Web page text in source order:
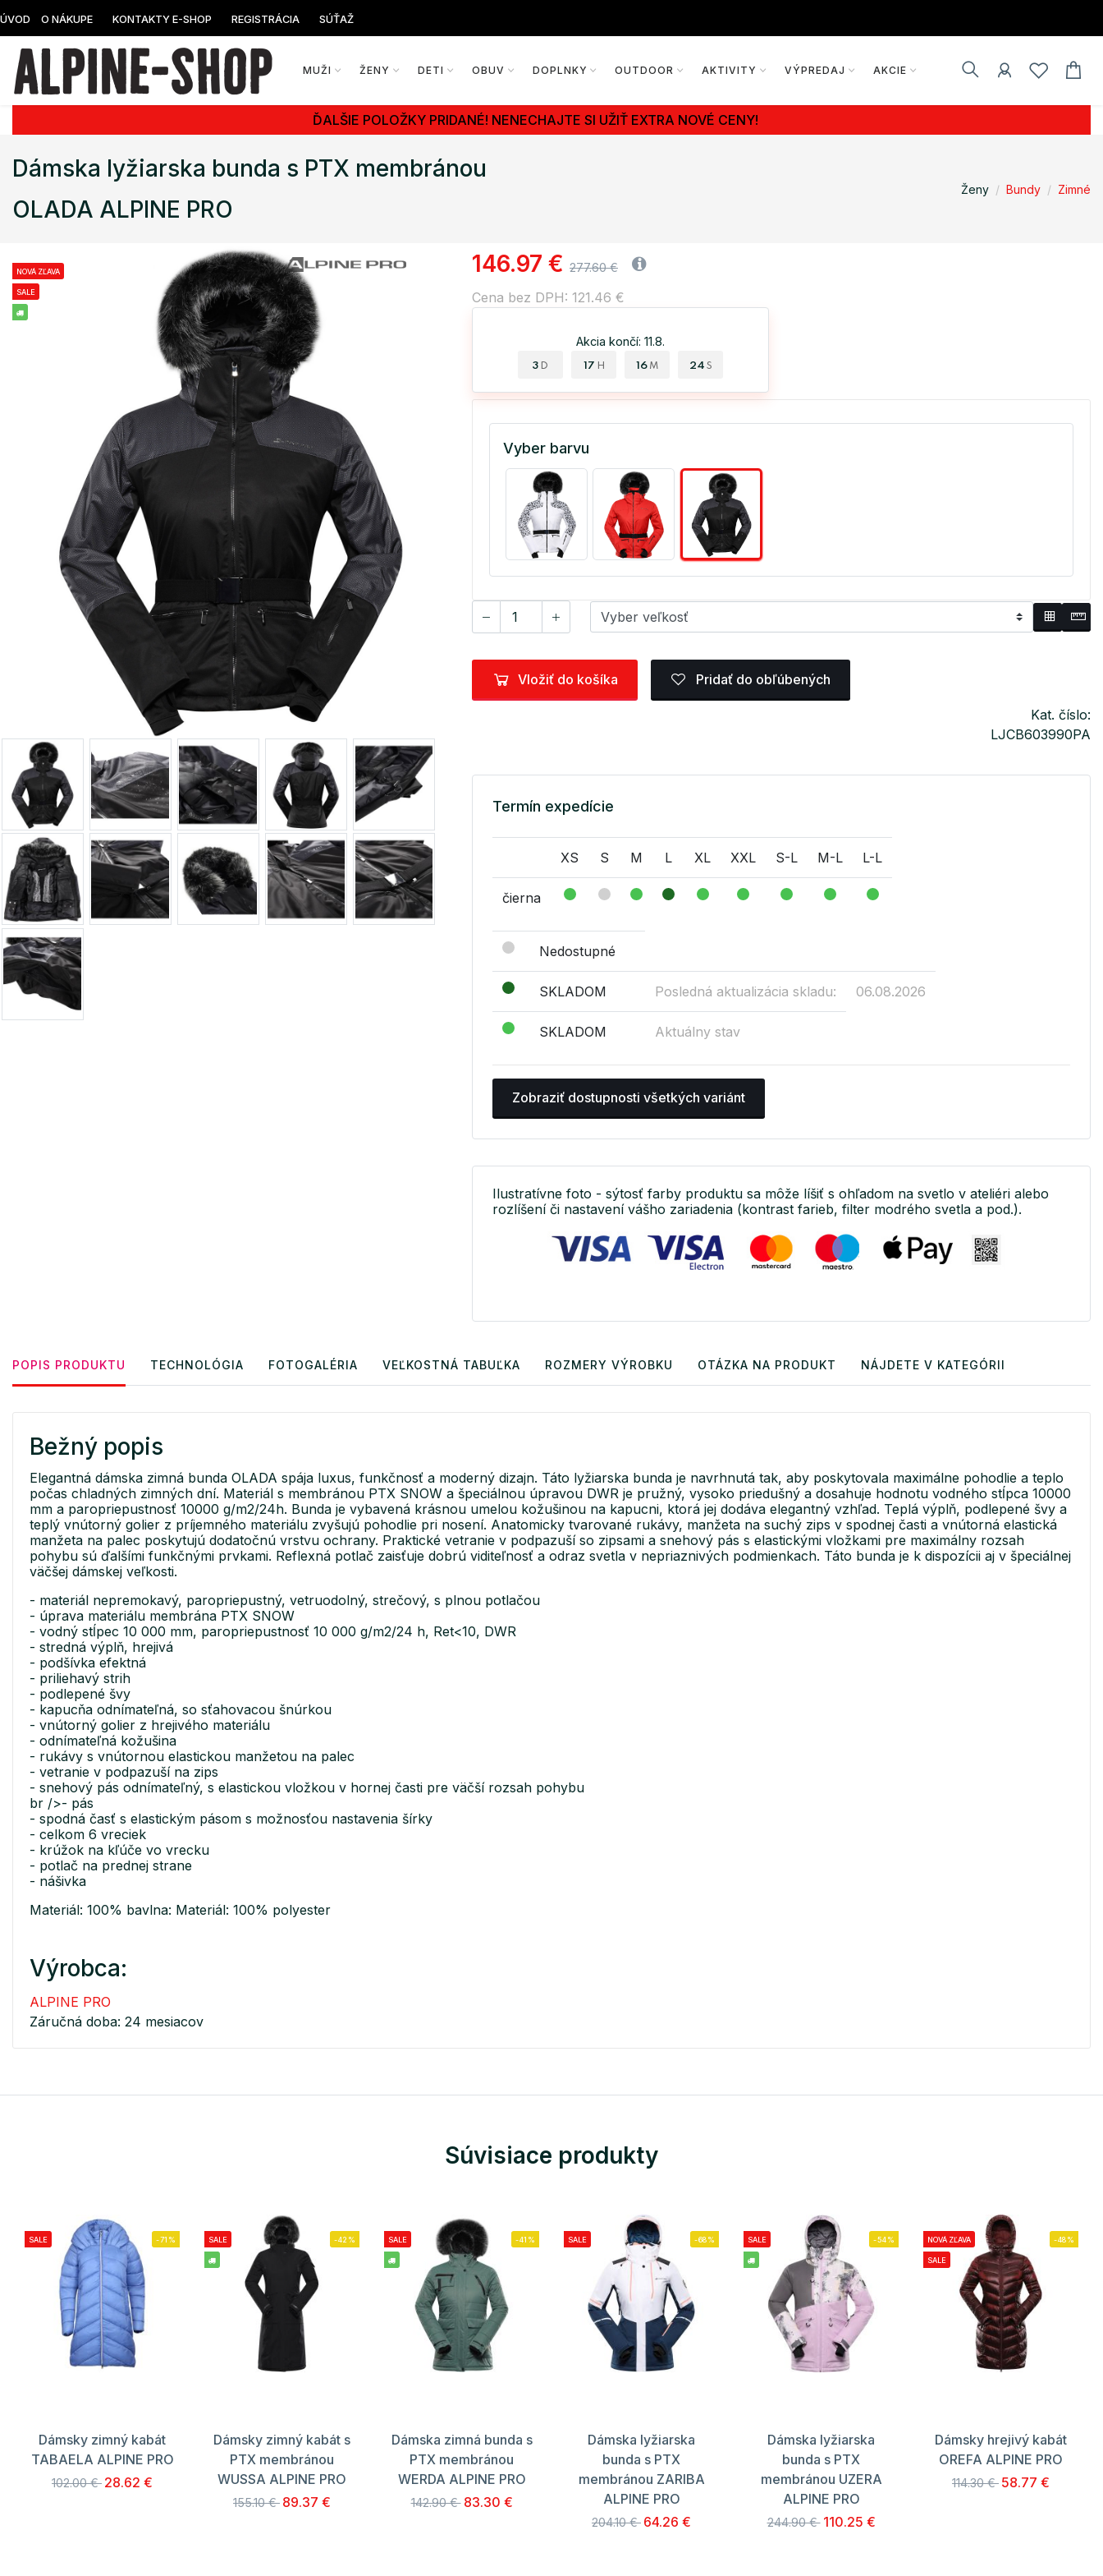
ÚVOD O NÁKUPE KONTAKTY E-SHOP REGISTRÁCIA SÚŤAŽ
MUŽI ŽENY DETI OBUV DOPLNKY OUTDOOR AKTIVITY VÝPREDAJ AKCIE
ĎALŠIE POLOŽKY PRIDANÉ! NENECHAJTE SI UŽIŤ EXTRA NOVÉ CENY!
Dámska lyžiarska bunda s PTX membránou
OLADA ALPINE PRO
Ženy Bundy Zimné
NOVÁ ZĽAVA
SALE
146.97 € 277.60 €
Cena bez DPH: 121.46 €
Akcia končí: 11.8.
3 D 17 H 16 M 23 S
Vyber barvu
Vložiť do košíka Pridať do obľúbených
Kat. číslo:
LJCB603990PA
Termín expedície
XS S M L XL XXL S-L M-L L-L
čierna
Nedostupné
SKLADOM Posledná aktualizácia skladu: 06.08.2026
SKLADOM Aktuálny stav
Zobraziť dostupnosti všetkých variánt
Ilustratívne foto - sýtosť farby produktu sa môže líšiť s ohľadom na svetlo v ateliéri alebo
rozlíšení či nastavení vášho zariadenia (kontrast farieb, filter modrého svetla a pod.).
POPIS PRODUKTU TECHNOLÓGIA FOTOGALÉRIA VEĽKOSTNÁ TABUĽKA ROZMERY VÝROBKU OTÁZKA NA PRODUKT NÁJDETE V KATEGÓRII
Bežný popis
Elegantná dámska zimná bunda OLADA spája luxus, funkčnosť a moderný dizajn. Táto lyžiarska bunda je navrhnutá tak, aby poskytovala maximálne pohodlie a teplo
počas chladných zimných dní. Materiál s membránou PTX SNOW a špeciálnou úpravou DWR je pružný, vysoko priedušný a dosahuje hodnotu vodného stĺpca 10000
mm a paropriepustnosť 10000 g/m2/24h. Bunda je vybavená krásnou umelou kožušinou na kapucni, ktorá jej dodáva elegantný vzhľad. Teplá výplň, podlepené švy a
teplý vnútorný golier z príjemného materiálu zvyšujú pohodlie pri nosení. Anatomicky tvarované rukávy, manžeta na suchý zips v spodnej časti a vnútorná elastická
manžeta na palec poskytujú dodatočnú vrstvu ochrany. Praktické vetranie v podpazuší so zipsami a snehový pás s elastickými vložkami pre maximálny rozsah
pohybu sú ďalšími funkčnými prvkami. Reflexná potlač zaisťuje dobrú viditeľnosť a odraz svetla v nepriaznivých podmienkach. Táto bunda je k dispozícii aj v špeciálnej
väčšej dámskej veľkosti.
- materiál nepremokavý, paropriepustný, vetruodolný, strečový, s plnou potlačou
- úprava materiálu membrána PTX SNOW
- vodný stĺpec 10 000 mm, paropriepustnosť 10 000 g/m2/24 h, Ret<10, DWR
- stredná výplň, hrejivá
- podšívka efektná
- priliehavý strih
- podlepené švy
- kapucňa odnímateľná, so sťahovacou šnúrkou
- vnútorný golier z hrejivého materiálu
- odnímateľná kožušina
- rukávy s vnútornou elastickou manžetou na palec
- vetranie v podpazuší na zips
- snehový pás odnímateľný, s elastickou vložkou v hornej časti pre väčší rozsah pohybu
br />- pás
- spodná časť s elastickým pásom s možnosťou nastavenia šírky
- celkom 6 vreciek
- krúžok na kľúče vo vrecku
- potlač na prednej strane
- nášivka
Materiál: 100% bavlna: Materiál: 100% polyester
Výrobca:
ALPINE PRO
Záručná doba: 24 mesiacov
Súvisiace produkty
SALE -71%
Dámsky zimný kabát
TABAELA ALPINE PRO
102.00 € 28.62 €
SALE -42%
Dámsky zimný kabát s
PTX membránou
WUSSA ALPINE PRO
155.10 € 89.37 €
SALE -41%
Dámska zimná bunda s
PTX membránou
WERDA ALPINE PRO
142.90 € 83.30 €
SALE -68%
Dámska lyžiarska
bunda s PTX
membránou ZARIBA
ALPINE PRO
204.10 € 64.26 €
SALE -54%
Dámska lyžiarska
bunda s PTX
membránou UZERA
ALPINE PRO
244.90 € 110.25 €
NOVÁ ZĽAVA
SALE
-48%
Dámsky hrejivý kabát
OREFA ALPINE PRO
114.30 € 58.77 €